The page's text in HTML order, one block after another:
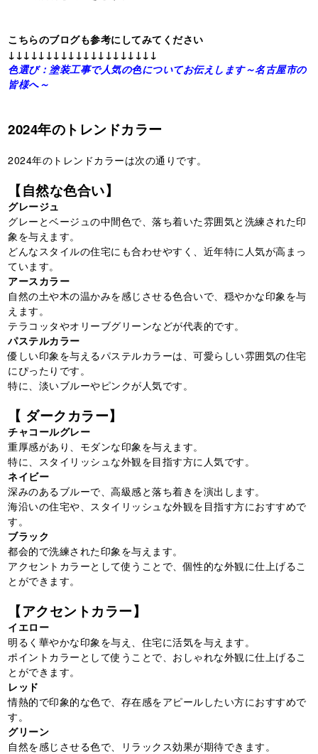
こちらのブログも参考にしてみてください
↓↓↓↓↓↓↓↓↓↓↓↓↓↓↓↓↓↓↓↓
色選び：塗装工事で人気の色についてお伝えします～名古屋市の
皆様へ～
2024年のトレンドカラー
2024年のトレンドカラーは次の通りです。
【自然な色合い】
グレージュ
グレーとベージュの中間色で、落ち着いた雰囲気と洗練された印
象を与えます。
どんなスタイルの住宅にも合わせやすく、近年特に人気が高まっ
ています。
アースカラー
自然の土や木の温かみを感じさせる色合いで、穏やかな印象を与
えます。
テラコッタやオリーブグリーンなどが代表的です。
パステルカラー
優しい印象を与えるパステルカラーは、可愛らしい雰囲気の住宅
にぴったりです。
特に、淡いブルーやピンクが人気です。
【 ダークカラー】
チャコールグレー
重厚感があり、モダンな印象を与えます。
特に、スタイリッシュな外観を目指す方に人気です。
ネイビー
深みのあるブルーで、高級感と落ち着きを演出します。
海沿いの住宅や、スタイリッシュな外観を目指す方におすすめで
す。
ブラック
都会的で洗練された印象を与えます。
アクセントカラーとして使うことで、個性的な外観に仕上げるこ
とができます。
【アクセントカラー】
イエロー
明るく華やかな印象を与え、住宅に活気を与えます。
ポイントカラーとして使うことで、おしゃれな外観に仕上げるこ
とができます。
レッド
情熱的で印象的な色で、存在感をアピールしたい方におすすめで
す。
グリーン
自然を感じさせる色で、リラックス効果が期待できます。